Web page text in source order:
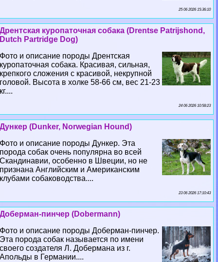
25 06 2026 15:36:10
Дрентская куропаточная собака (Drentse Patrijshond,
Dutch Partridge Dog)
Фото и описание породы Дрентская
куропаточная собака. Красивая, сильная,
крепкого сложения с красивой, некрупной
головой. Высота в холке 58-66 см, вес 21-23
кг....
24 06 2026 10:58:23
Дункер (Dunker, Norwegian Hound)
Фото и описание породы Дункер. Эта
порода собак очень популярна во всей
Скандинавии, особенно в Швеции, но не
признана Английским и Американским
клубами собаководства....
23 06 2026 17:10:43
Доберман-пинчер (Dobermann)
Фото и описание породы Доберман-пинчер.
Эта порода собак называется по имени
своего создателя Л. Добермана из г.
Апольды в Германии....